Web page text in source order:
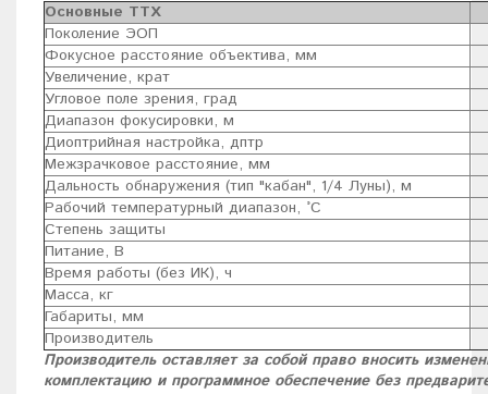
Основные ТТХ
Поколение ЭОП
Фокусное расстояние объектива, мм
Увеличение, крат
Угловое поле зрения, град
Диапазон фокусировки, м
Диоптрийная настройка, дптр
Межзрачковое расстояние, мм
Дальность обнаружения (тип "кабан", 1/4 Луны), м
Рабочий температурный диапазон, °C
Степень защиты
Питание, В
Время работы (без ИК), ч
Масса, кг
Габариты, мм
Производитель
Производитель оставляет за собой право вносить
комплектацию и программное обеспечение без